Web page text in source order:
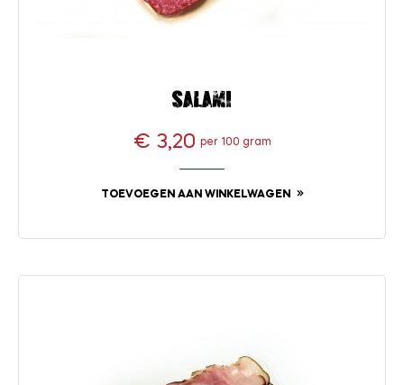
Salami
Prijs
€ 3,20 per 100 gram
TOEVOEGEN AAN WINKELWAGEN